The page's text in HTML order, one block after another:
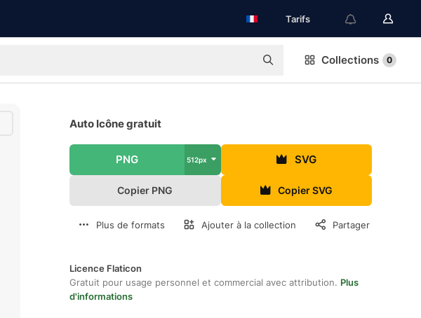
Tarifs
Collections 0
Auto Icône gratuit
PNG 512px SVG
Copier PNG Copier SVG
Plus de formats Ajouter à la collection Partager
Licence Flaticon
Gratuit pour usage personnel et commercial avec attribution. Plus
d'informations